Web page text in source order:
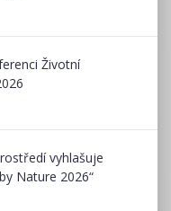
Životní
vyhlašuje
Nature 2026“